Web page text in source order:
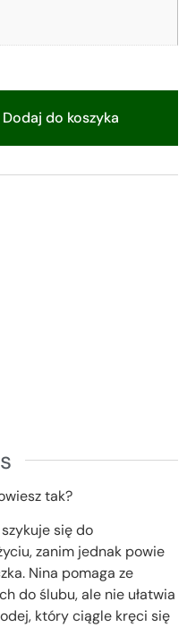
Dodaj do koszyka
tak?
się do
zanim jednak powie
Nina pomaga ze
do ślubu, ale nie ułatwia
który ciągle kręci się